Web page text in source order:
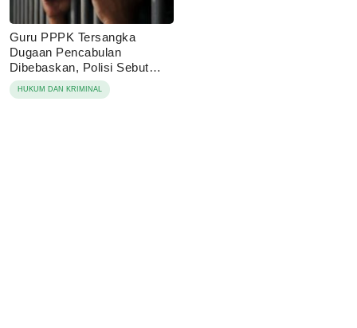
Guru PPPK Tersangka
Dugaan Pencabulan
Dibebaskan, Polisi Sebut
Laporan Dicabut Keluarga
Korban
HUKUM DAN KRIMINAL